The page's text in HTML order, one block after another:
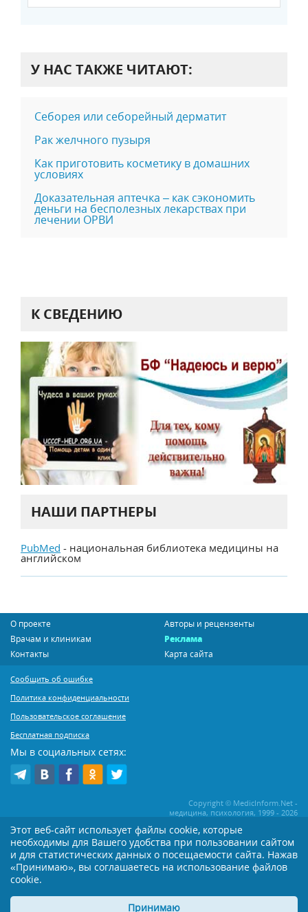
У НАС ТАКЖЕ ЧИТАЮТ:
Себорея или себорейный дерматит
Рак желчного пузыря
Как приготовить косметику в домашних
условиях
Доказательная аптечка – как сэкономить
деньги на бесполезных лекарствах при
лечении ОРВИ
К СВЕДЕНИЮ
НАШИ ПАРТНЕРЫ
PubMed - национальная библиотека медицины на
английском
О проекте
Авторы и рецензенты
Врачам и клиникам
Реклама
Контакты
Карта сайта
Сообщить об ошибке
Политика конфиденциальности
Пользовательское соглашение
Бесплатная подписка
Мы в социальных сетях:
Copyright © MedicInform.Net -
медицина, психология, 1999 - 2026
Копирование или иное распространение статей нашего сайта строго
воспрещается. Копирование раздела "Новости" допускается при наличии
активной открытой для поисковиков ссылки на MedicInform.Net
Материалы на сайте представлены в справочных целях. Редакция не всегда
применением тех или иных рекомендаций настоятельно рекомендуется
посоветоваться с Вашим лечащим врачом!
Этот веб-сайт использует файлы cookie, которые
необходимы для Вашего удобства при пользовании сайтом
и для статистических данных о посещаемости сайта. Нажав
«Принимаю», вы соглашаетесь на использование файлов
cookie.
Принимаю